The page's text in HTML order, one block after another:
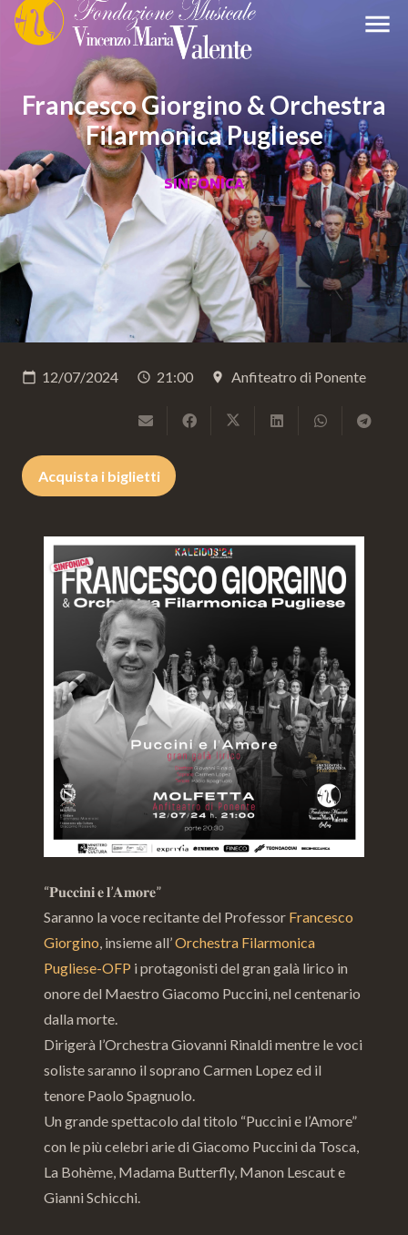
menu
Francesco Giorgino & Orchestra
Filarmonica Pugliese
SINFONICA
calendar_today 12/07/2024 schedule 21:00 place Anfiteatro di Ponente
Acquista i biglietti
“𝐏𝐮𝐜𝐜𝐢𝐧𝐢 𝐞 𝐥’𝐀𝐦𝐨𝐫𝐞”
Saranno la voce recitante del Professor Francesco
Giorgino, insieme all’Orchestra Filarmonica
Pugliese-OFP i protagonisti del gran galà lirico in
onore del Maestro Giacomo Puccini, nel centenario
dalla morte.
Dirigerà l’Orchestra Giovanni Rinaldi mentre le voci
soliste saranno il soprano Carmen Lopez ed il
tenore Paolo Spagnuolo.
Un grande spettacolo dal titolo “Puccini e l’Amore”
con le più celebri arie di Giacomo Puccini da Tosca,
La Bohème, Madama Butterfly, Manon Lescaut e
Gianni Schicchi.